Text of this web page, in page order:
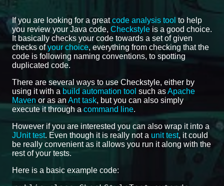
If you are looking for a greatcode analysis tool to help
you review your Java code, Checkstyle is a good choice.
It basically checks your code towards a set of given
checks ofyour choice, everything from checking that the
code is following naming conventions, to spotting
duplicated code.
There are several ways to use Checkstyle, either by
using it with a build automation tool such asApache
Maven or as an Ant task, but you can also simply
execute it through a command line.
However if you are interested you can also wrap it into a
JUnit test. Even though it is really not a unit test, it could
be really convenient as it allows you run it along with the
rest of your tests.
Here is a basic example code: